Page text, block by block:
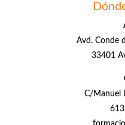
Avd. Conde
33401
C/Manuel